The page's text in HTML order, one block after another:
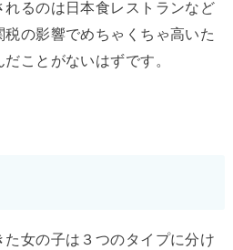
るのは日本食レストランなど
の影響でめちゃくちゃ高いた
ことがないはずです。
女の子は３つのタイプに分け